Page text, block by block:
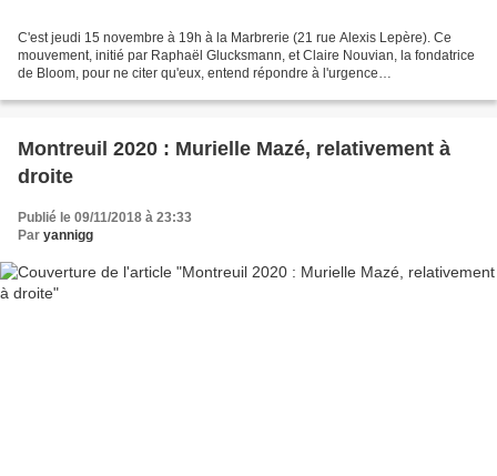
C'est jeudi 15 novembre à 19h à la Marbrerie (21 rue Alexis Lepère). Ce
mouvement, initié par Raphaël Glucksmann, et Claire Nouvian, la fondatrice
de Bloom, pour ne citer qu'eux, entend répondre à l'urgence
Montreuil 2020 : Murielle Mazé, relativement à
droite
Publié le 09/11/2018 à 23:33
Par yannigg